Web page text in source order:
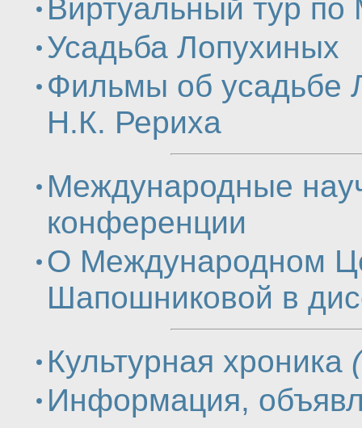
Виртуальный тур
Усадьба Лопухиных
Фильмы об усадьбе
Н.К. Рериха
Международные
конференции
О Международном
Шапошниковой в
Культурная хроника
Информация,